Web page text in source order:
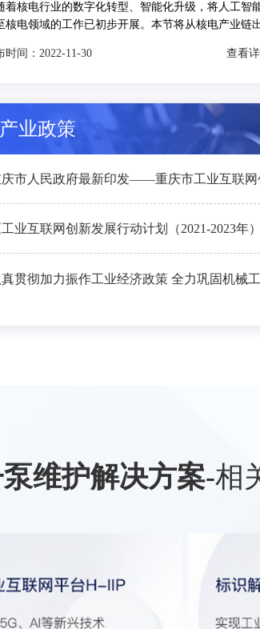
着核电行业的数字化转型、智能化升级，将人工智
核电领域的工作已初步开展。本节将从核电产业链
能运维4个场景下的典型应用进行介绍。
时间： 2022-11-30 查看
产业政策
市人民政府最新印发——重庆市工业互联网
工业互联网创新发展行动计划（2021-2023年
贯彻加力振作工业经济政策 全力巩固机械
维护解决方案-相